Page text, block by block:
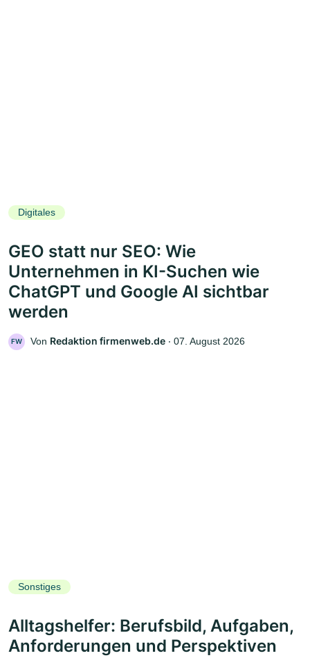
Digitales
GEO statt nur SEO: Wie
Unternehmen in KI-Suchen wie
ChatGPT und Google AI sichtbar
werden
FW Von Redaktion firmenweb.de ‧ 07. August 2026
Sonstiges
Alltagshelfer: Berufsbild, Aufgaben,
Anforderungen und Perspektiven